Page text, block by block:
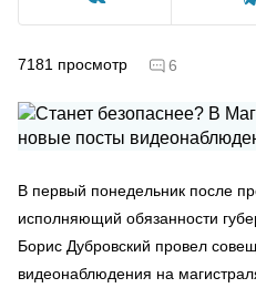
7181 просмотр 6
В первый понедельник после
исполняющий обязанности
Борис Дубровский провел
видеонаблюдения на